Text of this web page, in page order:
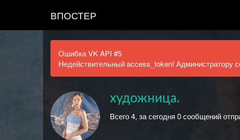
ВПОСТЕР
Ошибка VK API #5
Недействительный access_token! Администратору
художница.
Всего 4, за сегодня 0 сообщений